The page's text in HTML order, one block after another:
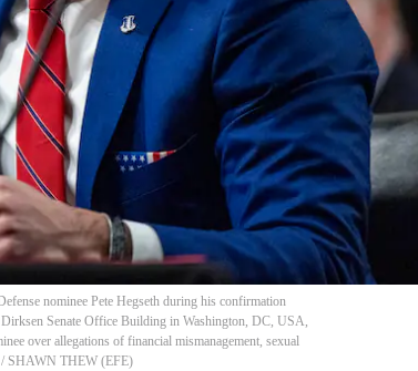
nominee Pete Hegseth during his confirmation
Senate Office Building in Washington, DC, USA,
over allegations of financial mismanagement, sexual
/ SHAWN THEW (EFE)